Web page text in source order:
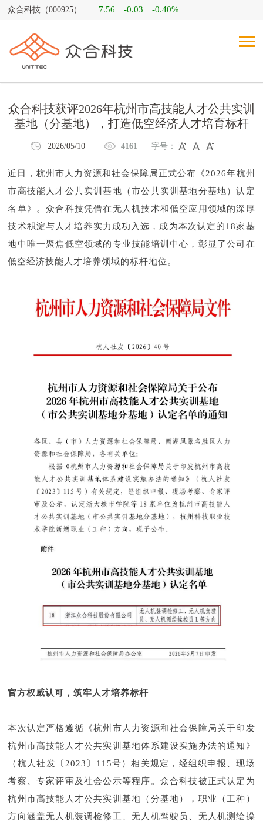
众合科技（000925） 7.56 -0.03 -0.40%
众合科技获评2026年杭州市高技能人才公共实训
基地（分基地），打造低空经济人才培育标杆
2026/05/10 4161 字号：
近日，杭州市人力资源和社会保障局正式公布《2026年杭州
市高技能人才公共实训基地（市公共实训基地分基地）认定
名单》。众合科技凭借在无人机技术和低空应用领域的深厚
技术积淀与人才培养实力成功入选，成为本次认定的18家基
地中唯一聚焦低空领域的专业技能培训中心，彰显了公司在
低空经济技能人才培养领域的标杆地位。
官方权威认可，筑牢人才培养标杆
本次认定严格遵循《杭州市人力资源和社会保障局关于印发
杭州市高技能人才公共实训基地体系建设实施办法的通知》
（杭人社发〔2023〕115号）相关规定，经组织申报、现场
考察、专家评审及社会公示等程序。众合科技被正式认定为
杭州市高技能人才公共实训基地（分基地），职业（工种）
方向涵盖无人机装调检修工、无人机驾驶员、无人机测绘操